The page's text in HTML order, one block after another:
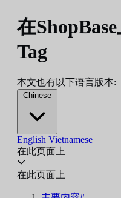
在
Tag
本文也有以下语言版本:
Chinese
English Vietnamese
在此页面上
在此页面上